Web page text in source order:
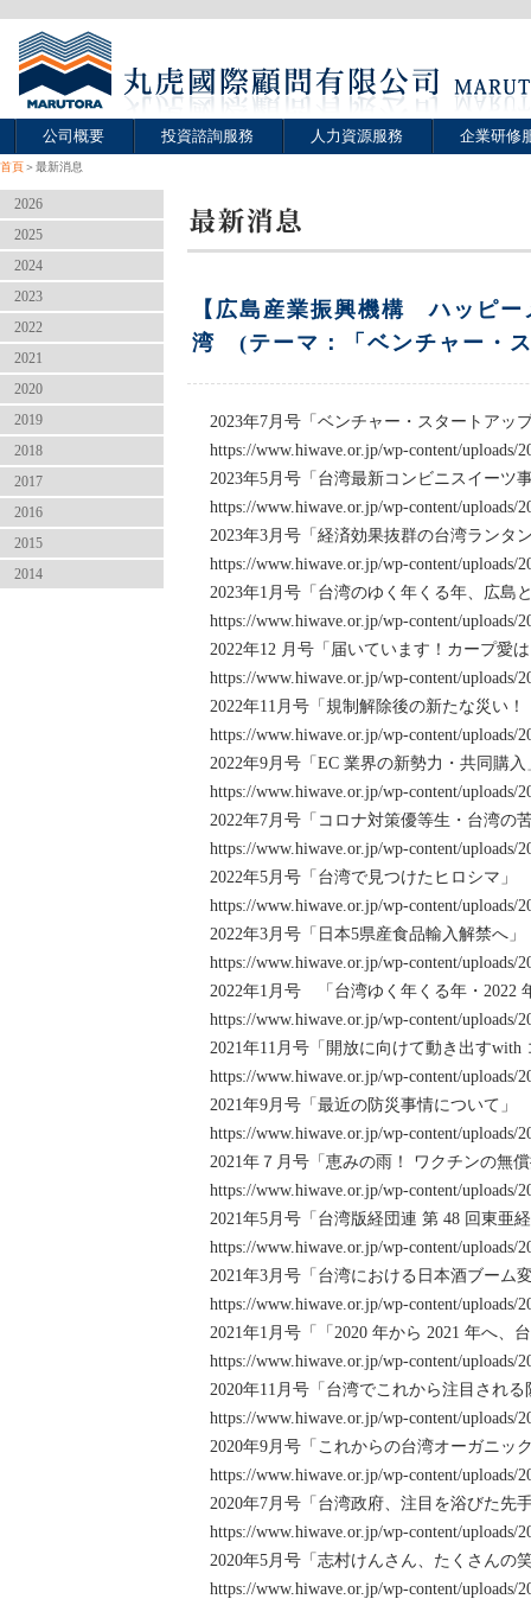
公司概要 投資諮詢服務 人力資源服務 企業研修
首頁＞最新消息
2026
2025
2024
2023
2022
2021
2020
2019
2018
2017
2016
2015
2014
【広島産業振興機構 ハッピ
湾 (テーマ：「ベンチャー・
2023年7月号「ベンチャー・スタートアッ
https://www.hiwave.or.jp/wp-content/uploads/
2023年5月号「台湾最新コンビニスイーツ
https://www.hiwave.or.jp/wp-content/uploads/
2023年3月号「経済効果抜群の台湾ランタ
https://www.hiwave.or.jp/wp-content/uploads/
2023年1月号「台湾のゆく年くる年、広島
https://www.hiwave.or.jp/wp-content/uploads/
2022年12 月号「届いています！カープ愛
https://www.hiwave.or.jp/wp-content/uploads/
2022年11月号「規制解除後の新たな災い
https://www.hiwave.or.jp/wp-content/uploads/
2022年9月号「EC 業界の新勢力・共同購入
https://www.hiwave.or.jp/wp-content/uploads/
2022年7月号「コロナ対策優等生・台湾の
https://www.hiwave.or.jp/wp-content/uploads/
2022年5月号「台湾で見つけたヒロシマ」
https://www.hiwave.or.jp/wp-content/uploads/
2022年3月号「日本5県産食品輸入解禁へ」
https://www.hiwave.or.jp/wp-content/uploads/
2022年1月号 「台湾ゆく年くる年・2022
https://www.hiwave.or.jp/wp-content/uploads/
2021年11月号「開放に向けて動き出すwith
https://www.hiwave.or.jp/wp-content/uploads/
2021年9月号「最近の防災事情について」
https://www.hiwave.or.jp/wp-content/uploads/
2021年７月号「恵みの雨！ ワクチンの無
https://www.hiwave.or.jp/wp-content/uploads/
2021年5月号「台湾版経団連 第 48 回東亜
https://www.hiwave.or.jp/wp-content/uploads/
2021年3月号「台湾における日本酒ブーム
https://www.hiwave.or.jp/wp-content/uploads/
2021年1月号「「2020 年から 2021 年へ、
https://www.hiwave.or.jp/wp-content/uploads/
2020年11月号「台湾でこれから注目される
https://www.hiwave.or.jp/wp-content/uploads/
2020年9月号「これからの台湾オーガニッ
https://www.hiwave.or.jp/wp-content/uploads/
2020年7月号「台湾政府、注目を浴びた先
https://www.hiwave.or.jp/wp-content/uploads/
2020年5月号「志村けんさん、たくさんの
https://www.hiwave.or.jp/wp-content/uploads/